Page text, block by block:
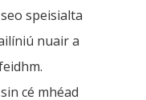
speisialta
nuair a
cé mhéad